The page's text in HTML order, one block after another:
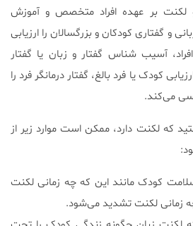
لکنت بر عهده افراد متخصص و آموزش
و گفتاری کودکان و بزرگسالان را ارزیابی
آسیب شناس گفتار و زبان یا گفتار
کودک یا فرد بالغ، گفتار درمانگر فرد را
می‌کند.
که لکنت دارد، ممکن است موارد زیر از
کودک مانند این که چه زمانی لکنت
زمانی لکنت تشدید می‌شود.